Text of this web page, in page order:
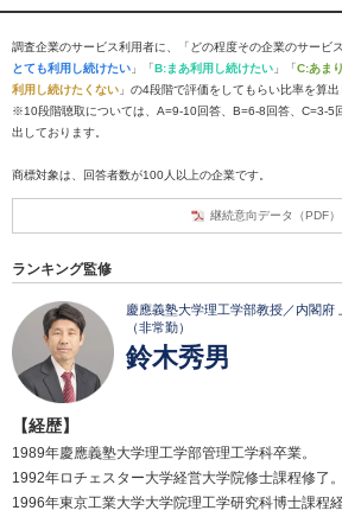
調査企業のサービス利用者に、「どの程度その企業のサービ
とても利用し続けたい 」「B:まあ利用し続けたい 」「C:あま
利用し続けたくない 」の4段階で評価をしてもらい比率を算出
※10段階聴取については、A=9-10回答、B=6-8回答、C=3-5
出しております。
商標対象は、回答者数が100人以上の企業です。
継続意向データ（PDF）
ランキング監修
慶應義塾大学理工学部教授／内閣府
（非常勤）
鈴木秀男
【経歴】
1989年慶應義塾大学理工学部管理工学科卒業。
1992年ロチェスター大学経営大学院修士課程修了。
1996年東京工業大学大学院理工学研究科博士課程